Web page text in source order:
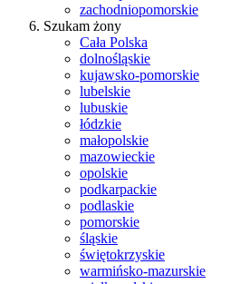
zachodniopomorskie
Szukam żony
Cała Polska
dolnośląskie
kujawsko-pomorskie
lubelskie
lubuskie
łódzkie
małopolskie
mazowieckie
opolskie
podkarpackie
podlaskie
pomorskie
śląskie
świętokrzyskie
warmińsko-mazurskie